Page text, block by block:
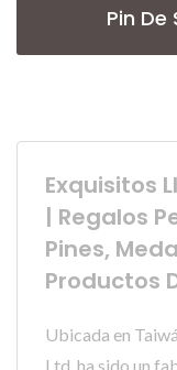
Pin
Exquisitos
| Regalos
Pines,
Productos
Ubicada en
Ltd. ha sido un